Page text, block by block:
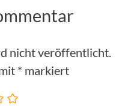
nicht veröffentlicht.
* markiert